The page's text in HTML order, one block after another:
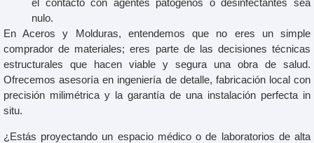
el contacto con agentes patógenos o desinfectantes sea
nulo.
En Aceros y Molduras, entendemos que no eres un simple
comprador de materiales; eres parte de las decisiones técnicas
estructurales que hacen viable y segura una obra de salud.
Ofrecemos asesoría en ingeniería de detalle, fabricación local con
precisión milimétrica y la garantía de una instalación perfecta in
situ.
¿Estás proyectando un espacio médico o de laboratorios de alta